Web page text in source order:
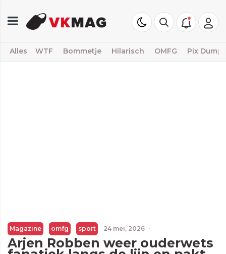
Alles WTF Bommetje Hilarisch OMFG Pix Dump
Magazine omfg sport 24 mei, 2026 ·
Arjen Robben weer ouderwets